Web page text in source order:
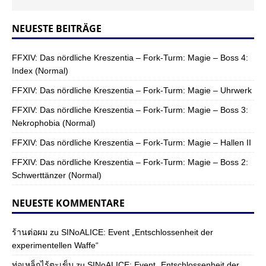
NEUESTE BEITRÄGE
FFXIV: Das nördliche Kreszentia – Fork-Turm: Magie – Boss 4:
Index (Normal)
FFXIV: Das nördliche Kreszentia – Fork-Turm: Magie – Uhrwerk
FFXIV: Das nördliche Kreszentia – Fork-Turm: Magie – Boss 3:
Nekrophobia (Normal)
FFXIV: Das nördliche Kreszentia – Fork-Turm: Magie – Hallen II
FFXIV: Das nördliche Kreszentia – Fork-Turm: Magie – Boss 2:
Schwerttänzer (Normal)
NEUESTE KOMMENTARE
ร้านต่อผม zu SINoALICE: Event „Entschlossenheit der
experimentellen Waffe“